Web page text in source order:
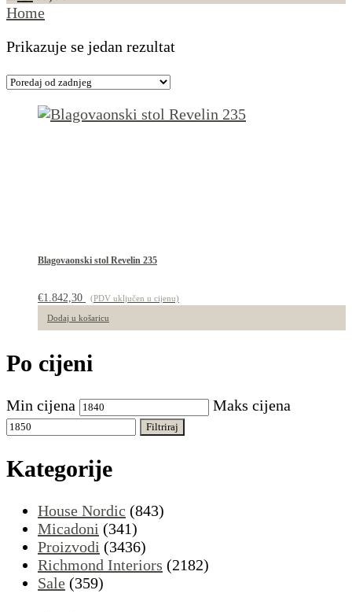
Home
Prikazuje se jedan rezultat
Blagovaonski stol Revelin 235
€1.842,30 (PDV uključen u cijenu)
Dodaj u košaricu
Po cijeni
Min cijena Maks cijena
Filtriraj
Kategorije
House Nordic (843)
Micadoni (341)
Proizvodi (3436)
Richmond Interiors (2182)
Sale (359)